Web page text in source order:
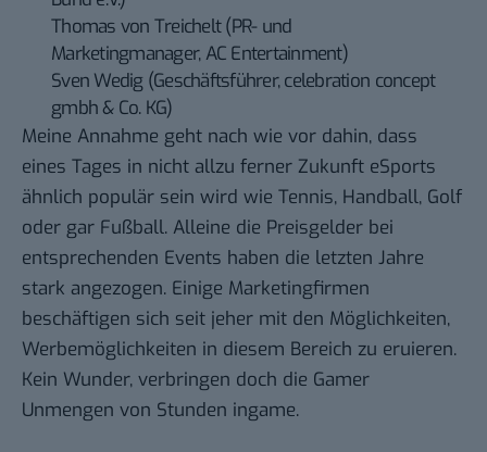
Thomas von Treichelt (PR- und
Marketingmanager, AC Entertainment)
Sven Wedig (Geschäftsführer, celebration concept
gmbh & Co. KG)
Meine Annahme geht nach wie vor dahin, dass
eines Tages in nicht allzu ferner Zukunft eSports
ähnlich populär sein wird wie Tennis, Handball, Golf
oder gar Fußball. Alleine die Preisgelder bei
entsprechenden Events haben die letzten Jahre
stark angezogen. Einige Marketingfirmen
beschäftigen sich seit jeher mit den Möglichkeiten,
Werbemöglichkeiten in diesem Bereich zu eruieren.
Kein Wunder, verbringen doch die Gamer
Unmengen von Stunden ingame.